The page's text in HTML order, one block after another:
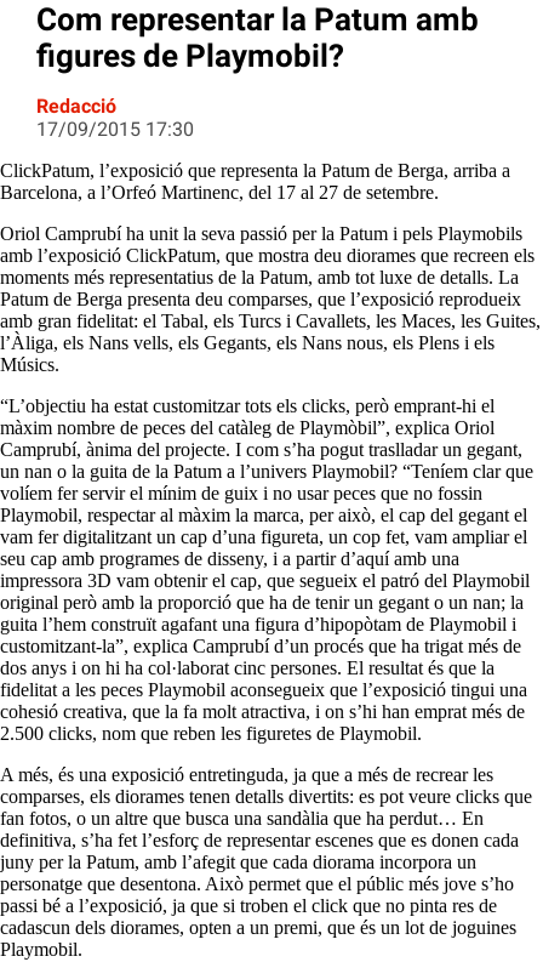
Com representar la Patum amb
figures de Playmobil?
Redacció
17/09/2015 17:30
ClickPatum, l’exposició que representa la Patum de Berga, arriba a
Barcelona, a l’Orfeó Martinenc, del 17 al 27 de setembre.
Oriol Camprubí ha unit la seva passió per la Patum i pels Playmobils
amb l’exposició ClickPatum, que mostra deu diorames que recreen els
moments més representatius de la Patum, amb tot luxe de detalls. La
Patum de Berga presenta deu comparses, que l’exposició reprodueix
amb gran fidelitat: el Tabal, els Turcs i Cavallets, les Maces, les Guites,
l’Àliga, els Nans vells, els Gegants, els Nans nous, els Plens i els
Músics.
“L’objectiu ha estatcustomitzartots els clicks, però emprant-hi el
màxim nombre de peces del catàleg de Playmòbil”, explica Oriol
Camprubí, ànima del projecte. I com s’ha pogut traslladar un gegant,
un nan o la guita de la Patum a l’univers Playmobil? “Teníem clar que
volíem fer servir el mínim de guix i no usar peces que no fossin
Playmobil, respectar al màxim la marca, per això, el cap del gegant el
vam fer digitalitzant un cap d’una figureta, un cop fet, vam ampliar el
seu cap amb programes de disseny, i a partir d’aquí amb una
impressora 3D vam obtenir el cap, que segueix el patró del Playmobil
original però amb la proporció que ha de tenir un gegant o un nan; la
guita l’hem construït agafant una figura d’hipopòtam de Playmobil i
customitzant-la”, explica Camprubí d’un procés que ha trigat més de
dos anys i on hi ha col·laborat cinc persones. El resultat és que la
fidelitat a les peces Playmobil aconsegueix que l’exposició tingui una
cohesió creativa, que la fa molt atractiva, i on s’hi han emprat més de
2.500 clicks, nom que reben les figuretes de Playmobil.
A més, és una exposició entretinguda, ja que a més de recrear les
comparses, els diorames tenen detalls divertits: es pot veure clicks que
fan fotos, o un altre que busca una sandàlia que ha perdut… En
definitiva, s’ha fet l’esforç de representar escenes que es donen cada
juny per la Patum, amb l’afegit que cada diorama incorpora un
personatge que desentona. Això permet que el públic més jove s’ho
passi bé a l’exposició, ja que si troben el click que no pinta res de
cadascun dels diorames, opten a un premi, que és un lot de joguines
Playmobil.